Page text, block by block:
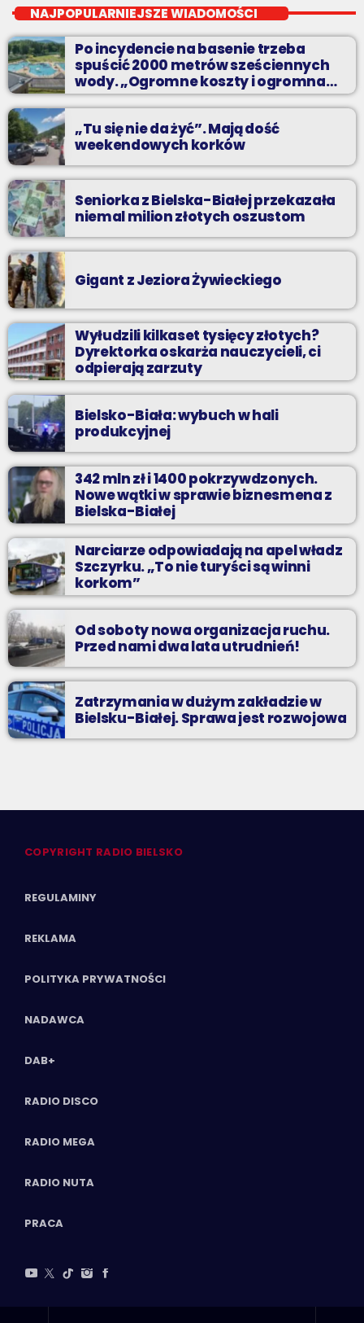
Codziennie od poniedziałku do piątku od 5:30 do 10.
NAJPOPULARNIEJSZE WIADOMOŚCI
Po incydencie na basenie trzeba
spuścić 2000 metrów sześciennych
wody. „Ogromne koszty i ogromna
praca”
„Tu się nie da żyć”. Mają dość
weekendowych korków
Seniorka z Bielska-Białej przekazała
niemal milion złotych oszustom
Gigant z Jeziora Żywieckiego
Wyłudzili kilkaset tysięcy złotych?
Dyrektorka oskarża nauczycieli, ci
odpierają zarzuty
Bielsko-Biała: wybuch w hali
produkcyjnej
342 mln zł i 1400 pokrzywdzonych.
Nowe wątki w sprawie biznesmena z
Bielska-Białej
Narciarze odpowiadają na apel władz
Szczyrku. „To nie turyści są winni
korkom”
Od soboty nowa organizacja ruchu.
Przed nami dwa lata utrudnień!
Zatrzymania w dużym zakładzie w
Bielsku-Białej. Sprawa jest rozwojowa
COPYRIGHT RADIO BIELSKO
REGULAMINY
REKLAMA
POLITYKA PRYWATNOŚCI
NADAWCA
DAB+
RADIO DISCO
RADIO MEGA
RADIO NUTA
PRACA